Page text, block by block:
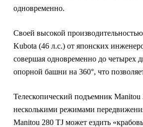
одновременно.
Своей высокой
Kubota (46 л.с.) от японских
совершая одновременно до четырех
опорной башни на 360°, что
Телескопический подъемник
несколькими режимами
Manitou 280 TJ может ездить